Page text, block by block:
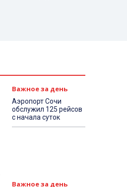
Важное за день
Аэропорт Сочи
обслужил 125 рейсов
с начала суток
Важное за день